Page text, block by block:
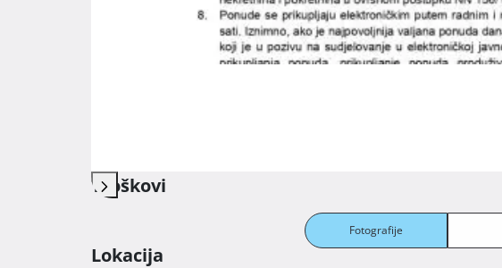
Fotografije
Javni parking
Troškovi
Lokacija